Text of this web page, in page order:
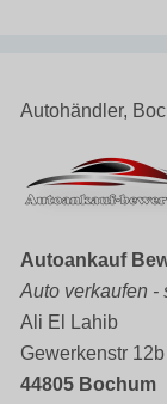
Autohändler,
Autoankauf
Auto verkaufen -
Ali El Lahib
Gewerkenstr 12b
44805 Bochum